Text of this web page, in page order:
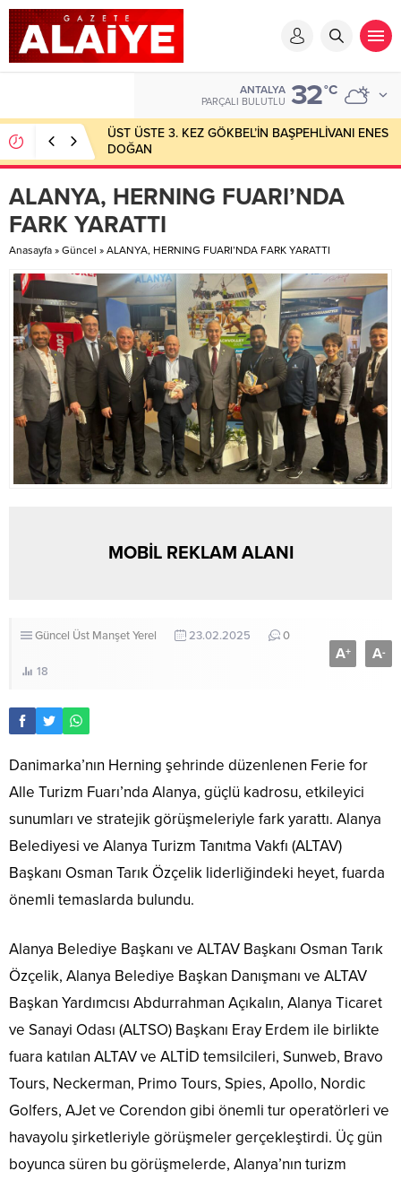
ANTALYA
PARÇALI BULUTLU 32°C
ÜST ÜSTE 3. KEZ GÖKBEL’İN BAŞPEHLİVANI ENES
DOĞAN
ALANYA, HERNING FUARI’NDA
FARK YARATTI
Anasayfa » Güncel » ALANYA, HERNING FUARI’NDA FARK YARATTI
MOBİL REKLAM ALANI
Güncel Üst ManşetYerel 23.02.2025 0
18
A+ A-
Danimarka’nın Herning şehrinde düzenlenen Ferie for
Alle Turizm Fuarı’nda Alanya, güçlü kadrosu, etkileyici
sunumları ve stratejik görüşmeleriyle fark yarattı. Alanya
Belediyesi ve Alanya Turizm Tanıtma Vakfı (ALTAV)
Başkanı Osman Tarık Özçelik liderliğindeki heyet, fuarda
önemli temaslarda bulundu.
Alanya Belediye Başkanı ve ALTAV Başkanı Osman Tarık
Özçelik, Alanya Belediye Başkan Danışmanı ve ALTAV
Başkan Yardımcısı Abdurrahman Açıkalın, Alanya Ticaret
ve Sanayi Odası (ALTSO) Başkanı Eray Erdem ile birlikte
fuara katılan ALTAV ve ALTİD temsilcileri, Sunweb, Bravo
Tours, Neckerman, Primo Tours, Spies, Apollo, Nordic
Golfers, AJet ve Corendon gibi önemli tur operatörleri ve
havayolu şirketleriyle görüşmeler gerçekleştirdi. Üç gün
boyunca süren bu görüşmelerde, Alanya’nın turizm